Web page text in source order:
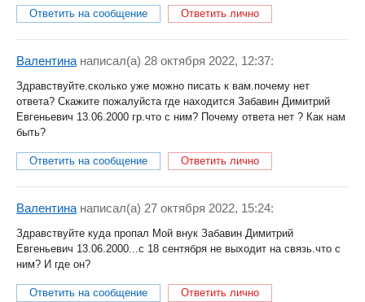
Ответить на сообщение Ответить лично
Валентина написал(a) 28 октября 2022, 12:37:
Здравствуйте.сколько уже можно писать к вам.почему нет
ответа? Скажите пожалуйста где находится Забавин Димитрий
Евгеньевич 13.06.2000 гр.что с ним? Почему ответа нет ? Как нам
быть?
Ответить на сообщение Ответить лично
Валентина написал(a) 27 октября 2022, 15:24:
Здравствуйте куда пропал Мой внук Забавин Димитрий
Евгеньевич 13.06.2000...с 18 сентября не выходит на связь.что с
ним? И где он?
Ответить на сообщение Ответить лично